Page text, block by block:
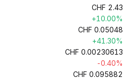
CHF 2.43
+10.00%
CHF 0.05048
+41.30%
CHF 0.00230613
-0.40%
CHF 0.095882